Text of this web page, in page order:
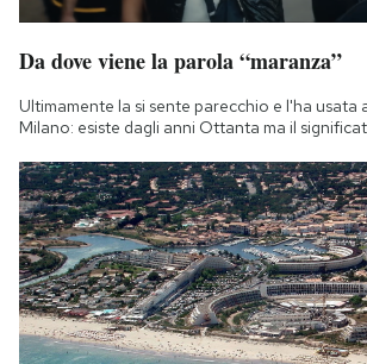
Da dove viene la parola “maranza”
Ultimamente la si sente parecchio e l'ha usata
Milano: esiste dagli anni Ottanta ma il